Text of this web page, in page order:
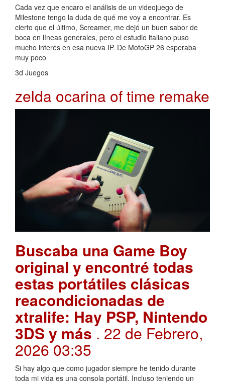
Cada vez que encaro el análisis de un videojuego de
Milestone tengo la duda de qué me voy a encontrar. Es
cierto que el último, Screamer, me dejó un buen sabor de
boca en líneas generales, pero el estudio italiano puso
mucho interés en esa nueva IP. De MotoGP 26 esperaba
muy poco
3d Juegos
zelda ocarina of time remake
Buscaba una Game Boy
original y encontré todas
estas portátiles clásicas
reacondicionadas de
xtralife: Hay PSP, Nintendo
3DS y más. 22 de Febrero,
2026 03:35
Si hay algo que como jugador siempre he tenido durante
toda mi vida es una consola portátil. Incluso teniendo un